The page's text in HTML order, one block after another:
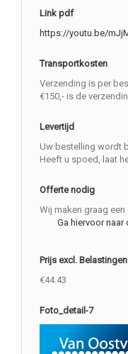
Link pdf
https://youtu.be/
Transportkosten
Verzending is per
€150,- is de
Levertijd
Uw bestelling wordt
Heeft u spoed, laat
Offerte nodig
Wij maken graag
Ga hiervoor naar
Prijs excl.
€44.43
Foto_detail-7